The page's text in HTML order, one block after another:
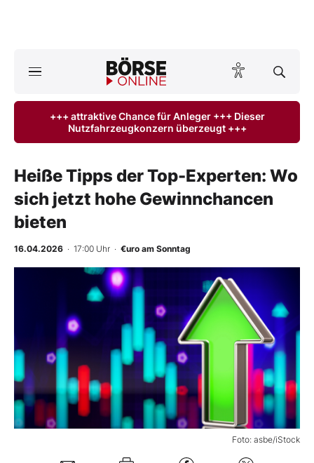
ktuelle Ausgabe BÖRSE ONLINE lesen
Anlageprodukte
Finanz-Check
BO-Musterdepots
Mein B:O
Mein Konto
+++ attraktive Chance für Anleger +++ Dieser
Nutzfahrzeugkonzern überzeugt +++
Heiße Tipps der Top-Experten: Wo
sich jetzt hohe Gewinnchancen
bieten
16.04.2026 · 17:00 Uhr · €uro am Sonntag
Foto: asbe/iStock